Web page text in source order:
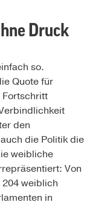
Druck
so.
Quote für
Fortschritt
den
die Politik die
weibliche
Von
weiblich
in